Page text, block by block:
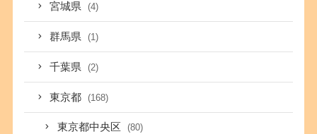
宮城県 (4)
群馬県 (1)
千葉県 (2)
東京都 (168)
東京都中央区 (80)